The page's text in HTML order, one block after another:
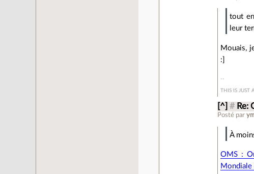
tout
leur
Mouais,
:]
THIS IS JUST
[^] # Re:
Posté par
À
OMS :
Mondiale